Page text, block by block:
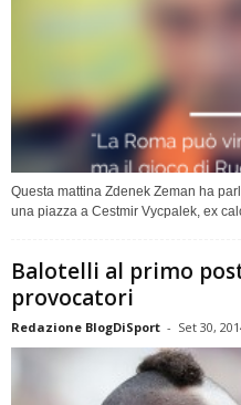
Questa mattina Zdenek Zeman ha
una piazza a Cestmir Vycpalek, ex
Balotelli al primo
provocatori
Redazione BlogDiSport - Set 30,